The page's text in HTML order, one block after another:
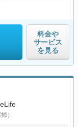
料金や
サービス
を見る
）